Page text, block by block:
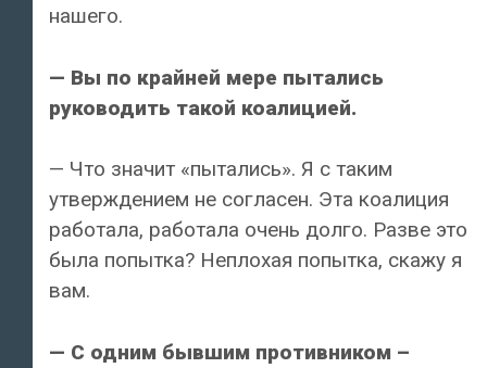
нашего.
— Вы по крайней мере пытались
руководить такой коалицией.
— Что значит «пытались». Я с таким
утверждением не согласен. Эта коалиция
работала, работала очень долго. Разве это
была попытка? Неплохая попытка, скажу я
вам.
— С одним бывшим противником –